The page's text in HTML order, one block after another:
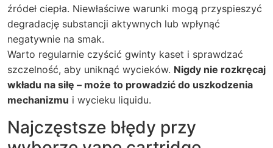
źródeł ciepła. Niewłaściwe warunki mogą przyspieszyć
degradację substancji aktywnych lub wpłynąć
negatywnie na smak.
Warto regularnie czyścić gwinty kaset i sprawdzać
szczelność, aby uniknąć wycieków. Nigdy nie rozkręcaj
wkładu na siłę – może to prowadzić do uszkodzenia
mechanizmu i wycieku liquidu.
Najczęstsze błędy przy